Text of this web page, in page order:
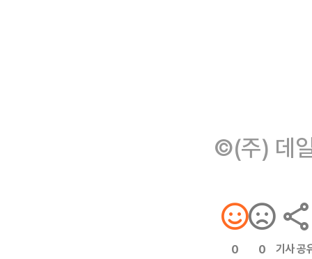
©(주) 데
0 0 기사 공